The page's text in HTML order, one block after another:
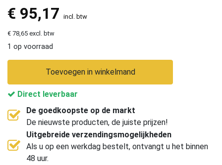
€ 95,17 incl. btw
€ 78,65 excl. btw
1 op voorraad
Toevoegen in winkelmand
Direct leverbaar
De goedkoopste op de markt
De nieuwste producten, de juiste prijzen!
Uitgebreide verzendingsmogelijkheden
Als u op een werkdag bestelt, ontvangt u het binnen
48 uur.